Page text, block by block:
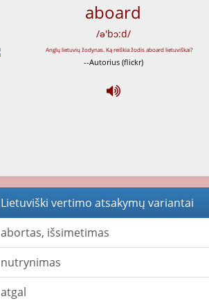
aboard
/ə'bɔ:d/
--Autorius (flickr)
Lietuviški vertimo atsakymų variantai
abortas, išsimetimas
nutrynimas
atgal